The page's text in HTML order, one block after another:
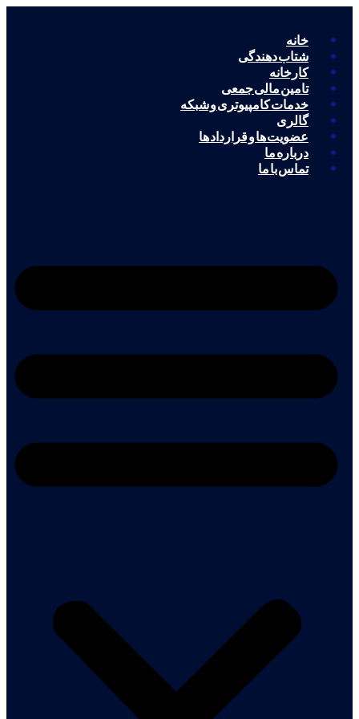
خانه
شتاب دهندگی
کارخانه
تامین مالی جمعی
خدمات کامپیوتری و شبکه
گالری
عضویت ها و قرارداد ها
درباره ما
تماس با ما